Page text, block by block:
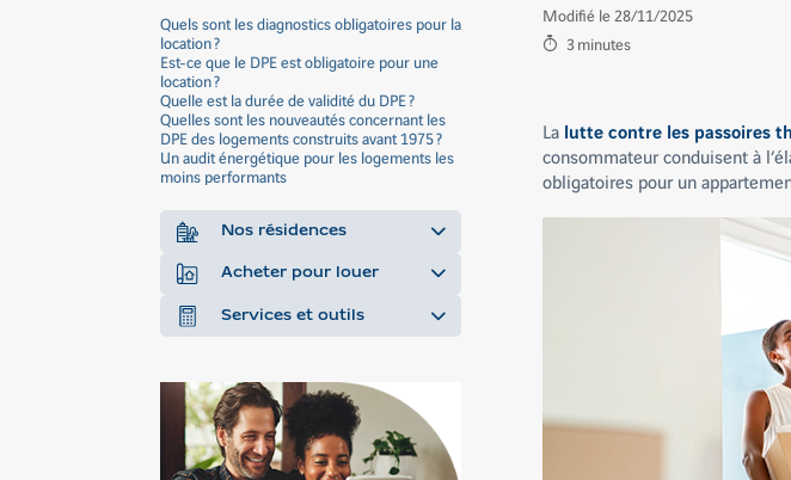
Quels sont les diagnostics obligatoires pour la
location ?
Est-ce que le DPE est obligatoire pour une
location ?
Quelle est la durée de validité du DPE ?
Quelles sont les nouveautés concernant les
DPE des logements construits avant 1975 ?
Un audit énergétique pour les logements les
moins performants
Nos résidences
Acheter pour louer
Services et outils
Modifié le 28/11/2025
3minutes
La lutte contre les passoires
consommateur conduisent à
obligatoires pour un